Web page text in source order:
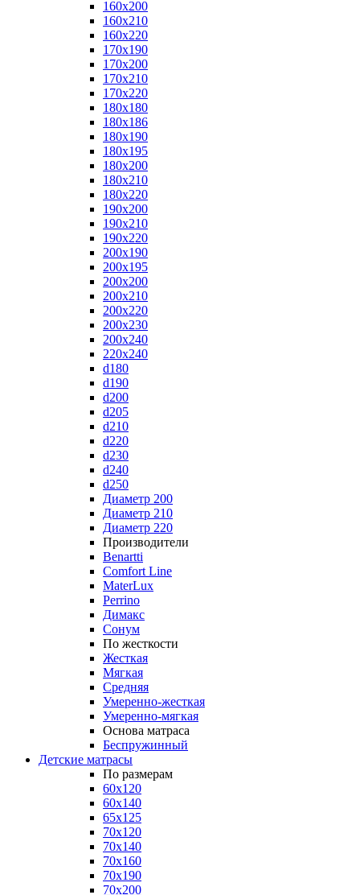
160x200
160x210
160x220
170x190
170x200
170x210
170x220
180x180
180x186
180x190
180x195
180x200
180x210
180x220
190x200
190x210
190x220
200x190
200x195
200x200
200x210
200x220
200x230
200x240
220x240
d180
d190
d200
d205
d210
d220
d230
d240
d250
Диаметр 200
Диаметр 210
Диаметр 220
Производители
Benartti
Comfort Line
MaterLux
Perrino
Димакс
Сонум
По жесткости
Жесткая
Мягкая
Средняя
Умеренно-жесткая
Умеренно-мягкая
Основа матраса
Беспружинный
Детские матрасы
По размерам
60x120
60x140
65x125
70x120
70x140
70x160
70x190
70x200